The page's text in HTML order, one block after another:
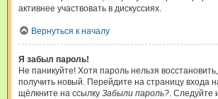
активнее участвовать в дискуссиях.
Вернуться к началу
Я забыл пароль!
Не паникуйте! Хотя пароль нельзя
получить новый. Перейдите на страницу входа
щёлкните на ссылку Забыли пароль?. Следуйте